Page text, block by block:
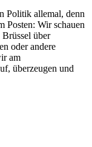
Politik allemal, denn
Posten: Wir schauen
über
oder andere
am
überzeugen und